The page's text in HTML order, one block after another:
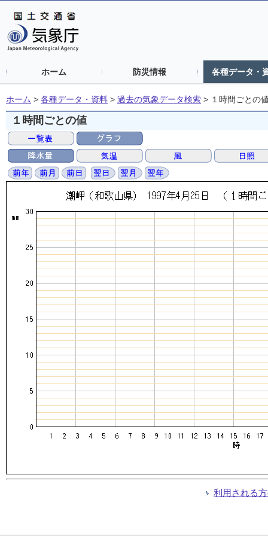
ホーム 防災情報 各種データ・
ホーム > 各種データ・資料 > 過去の気象データ検索 > １時間ごとの
１時間ごとの値
利用される